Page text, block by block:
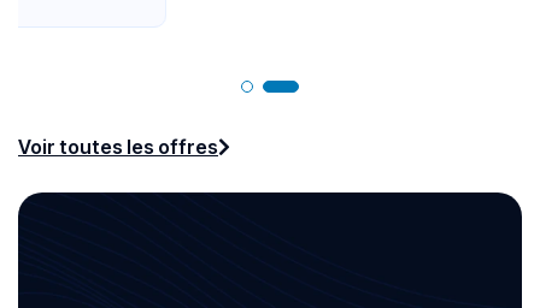
Voir toutes les offres